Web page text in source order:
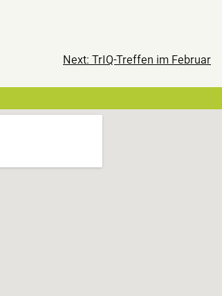
Next: TrIQ-Treffen im Februar